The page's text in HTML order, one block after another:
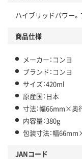
ハイブリッドパワー
商品仕様
メーカー：コンヨ
ブランド：コンヨ
サイズ：420ml
原産国：日本
寸法：幅66mm×
内容量：380g
包装寸法：幅
JANコード